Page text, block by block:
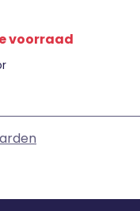
voorraad